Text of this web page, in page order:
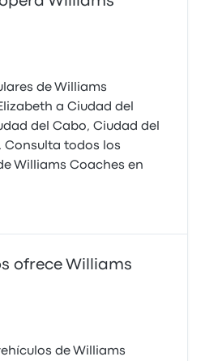
de Williams
a Ciudad del
del Cabo, Ciudad del
Consulta todos los
Williams Coaches en
ofrece Williams
de Williams